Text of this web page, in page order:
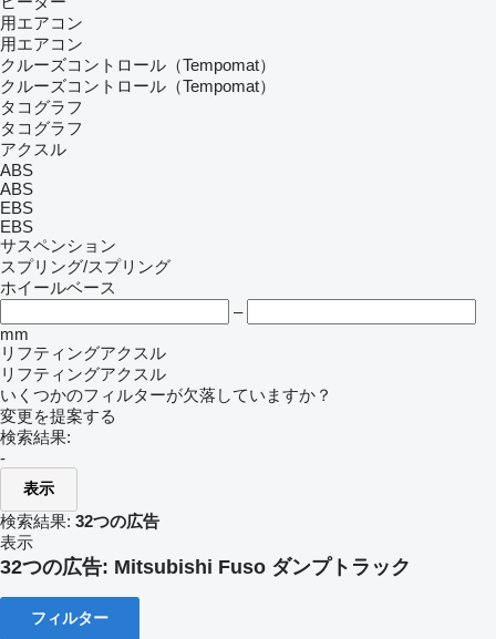
用エアコン
用エアコン
クルーズコントロール（Tempomat）
クルーズコントロール（Tempomat）
タコグラフ
タコグラフ
アクスル
ABS
ABS
EBS
EBS
サスペンション
スプリング/スプリング
ホイールベース
–
mm
リフティングアクスル
リフティングアクスル
いくつかのフィルターが欠落していますか？
変更を提案する
検索結果:
-
表示
検索結果: 32つの広告
表示
32つの広告: Mitsubishi Fuso ダンプトラック
フィルター